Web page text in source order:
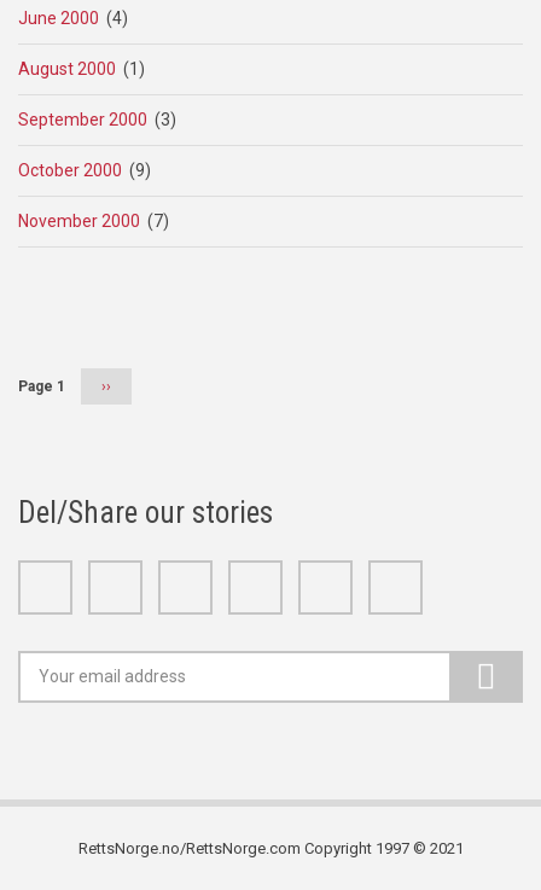
June 2000 (4)
August 2000 (1)
September 2000 (3)
October 2000 (9)
November 2000 (7)
Page 1
Next
››
Del/Share our stories
RettsNorge.no/RettsNorge.com Copyright 1997 © 2021